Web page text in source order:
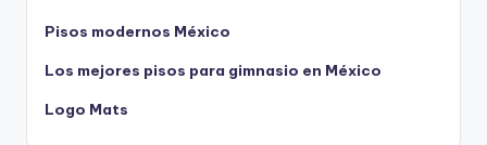
Pisos modernos México
Los mejores pisos para gimnasio en México
Logo Mats